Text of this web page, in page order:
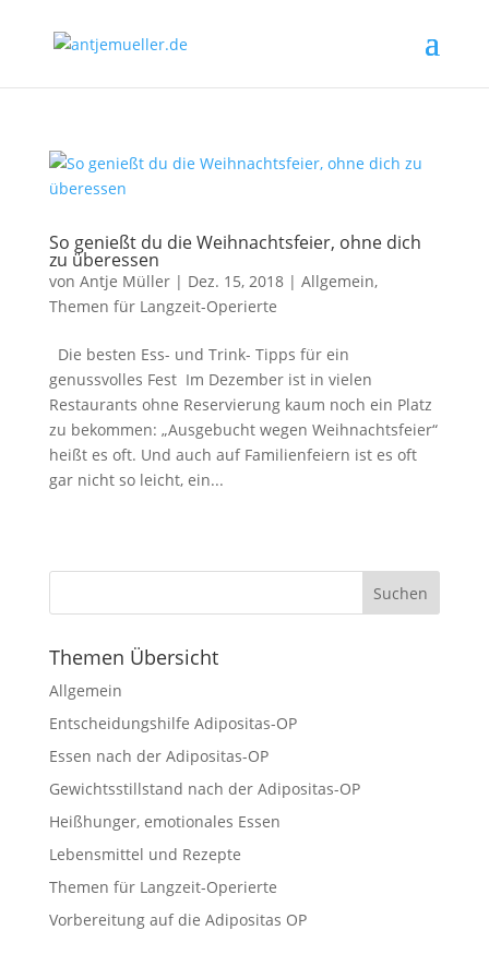
So genießt du die Weihnachtsfeier, ohne dich
zu überessen
von Antje Müller| Dez. 15, 2018| Allgemein,
Themen für Langzeit-Operierte
Die besten Ess- und Trink- Tipps für ein
genussvolles Fest Im Dezember ist in vielen
Restaurants ohne Reservierung kaum noch ein Platz
zu bekommen: „Ausgebucht wegen Weihnachtsfeier“
heißt es oft. Und auch auf Familienfeiern ist es oft
gar nicht so leicht, ein...
Themen Übersicht
Allgemein
Entscheidungshilfe Adipositas-OP
Essen nach der Adipositas-OP
Gewichtsstillstand nach der Adipositas-OP
Heißhunger, emotionales Essen
Lebensmittel und Rezepte
Themen für Langzeit-Operierte
Vorbereitung auf die Adipositas OP